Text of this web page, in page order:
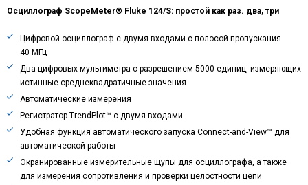
Осциллограф ScopeMeter® Fluke 124/S: простой как раз. два, три
Цифровой осциллограф с двумя входами с полосой пропускания
40 МГц
Два цифровых мультиметра с разрешением 5000 единиц, измеряющих
истинные среднеквадратичные значения
Автоматические измерения
Регистратор TrendPlot™ с двумя входами
Удобная функция автоматического запуска Connect-and-View™ для
автоматической работы
Экранированные измерительные щупы для осциллографа, а также
для измерения сопротивления и проверки целостности цепи